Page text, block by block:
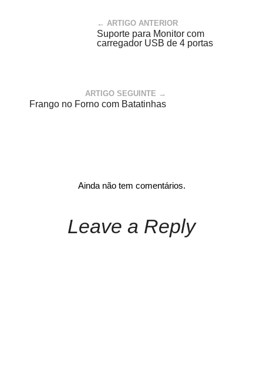
← ARTIGO ANTERIOR
Suporte para Monitor com
carregador USB de 4 portas
ARTIGO SEGUINTE →
Frango no Forno com Batatinhas
Ainda não tem comentários.
Leave a Reply